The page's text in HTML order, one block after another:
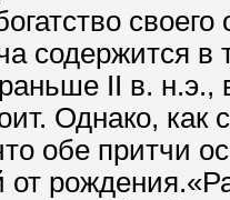
содержится
II в. н.э.,
Однако, как
обе притчи
от